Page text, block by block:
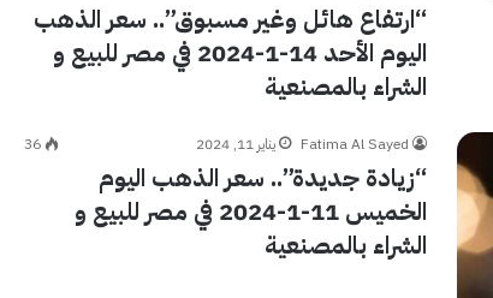
“ارتفاع هائل وغير مسبوق”.. سعر الذهب
اليوم الأحد 14-1-2024 في مصر للبيع و
الشراء بالمصنعية
Fatima Al Sayed يناير 11, 2024 36
“زيادة جديدة”.. سعر الذهب اليوم
الخميس 11-1-2024 في مصر للبيع و
الشراء بالمصنعية